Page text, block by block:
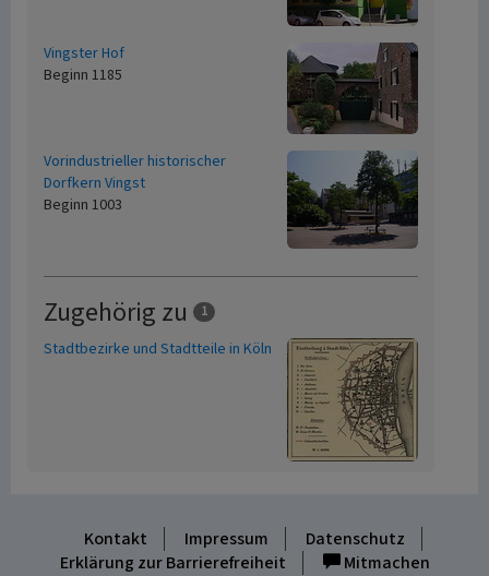
Vingster Hof
Beginn 1185
Vorindustrieller historischer
Dorfkern Vingst
Beginn 1003
Zugehörig zu 1
Stadtbezirke und Stadtteile in Köln
Kontakt Impressum
Datenschutz
Erklärung zur Barrierefreiheit
Mitmachen